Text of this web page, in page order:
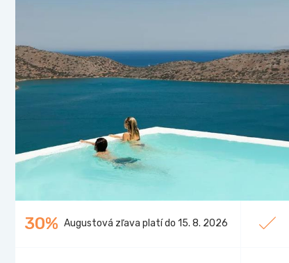
30% Augustová zľava platí do 15. 8. 2026